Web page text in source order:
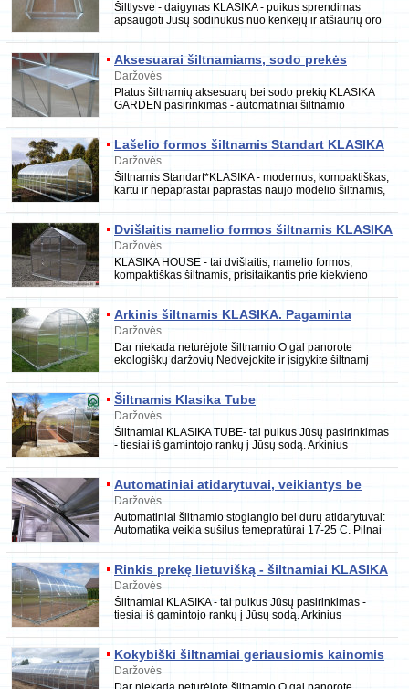
Šiltlysvė - daigynas KLASIKA - puikus sprendimas
apsaugoti Jūsų sodinukus nuo kenkėjų ir atšiaurių oro
Aksesuarai šiltnamiams, sodo prekės
Daržovės
Platus šiltnamių aksesuarų bei sodo prekių KLASIKA
GARDEN pasirinkimas - automatiniai šiltnamio
Lašelio formos šiltnamis Standart KLASIKA
Daržovės
Šiltnamis Standart*KLASIKA - modernus, kompaktiškas,
kartu ir nepaprastai paprastas naujo modelio šiltnamis,
Dvišlaitis namelio formos šiltnamis KLASIKA
HOUSE
Daržovės
KLASIKA HOUSE - tai dvišlaitis, namelio formos,
kompaktiškas šiltnamis, prisitaikantis prie kiekvieno
Arkinis šiltnamis KLASIKA. Pagaminta
Lietuvoje
Daržovės
Dar niekada neturėjote šiltnamio O gal panorote
ekologiškų daržovių Nedvejokite ir įsigykite šiltnamį
KLASIKA už klasišką kainą jau dabar. Pagaminta L
Šiltnamis Klasika Tube
Daržovės
Šiltnamiai KLASIKA TUBE- tai puikus Jūsų pasirinkimas
- tiesiai iš gamintojo rankų į Jūsų sodą. Arkinius
Automatiniai atidarytuvai, veikiantys be
elektros energijos
Daržovės
Automatiniai šiltnamio stoglangio bei durų atidarytuvai:
Automatika veikia sušilus temepratūrai 17-25 C. Pilnai
Rinkis prekę lietuvišką - šiltnamiai KLASIKA
Daržovės
Šiltnamiai KLASIKA - tai puikus Jūsų pasirinkimas -
tiesiai iš gamintojo rankų į Jūsų sodą. Arkinius
šiltnamius KLASIKA rekomenduojame įsigyti vertina
Kokybiški šiltnamiai geriausiomis kainomis
Daržovės